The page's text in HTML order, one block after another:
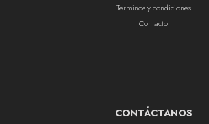
Terminos y condiciones
Contacto
CONTÁCTANOS